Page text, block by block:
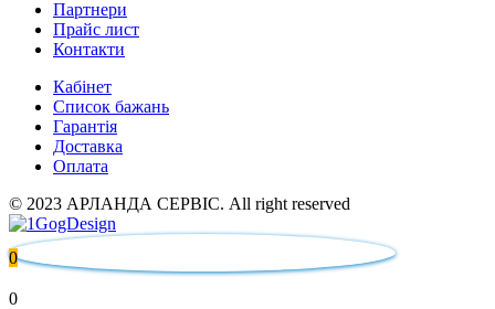
Партнери
Прайс лист
Контакти
Кабінет
Список бажань
Гарантія
Доставка
Оплата
© 2023 АРЛАНДА СЕРВІС. All right reserved
0
0